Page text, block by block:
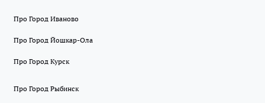
Про Город Иваново
Про Город Йошкар-Ола
Про Город Курск
Про Город Рыбинск